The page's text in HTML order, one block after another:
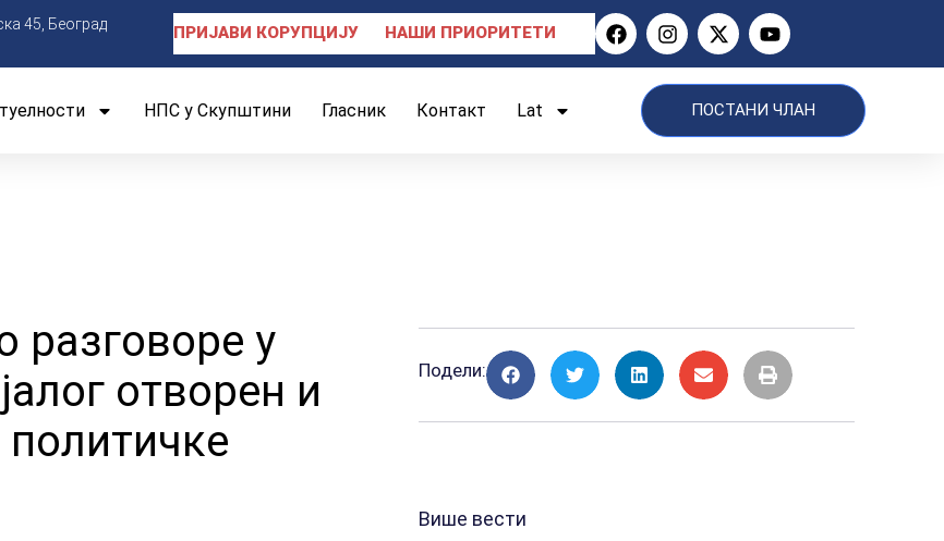
45, Београд ПРИЈАВИ КОРУПЦИЈУ НАШИ ПРИОРИТЕТИ
НПС у Скупштини Гласник Контакт Lat ПОСТАНИ ЧЛАН
разговоре у
отворен и
Подели:
Више вести